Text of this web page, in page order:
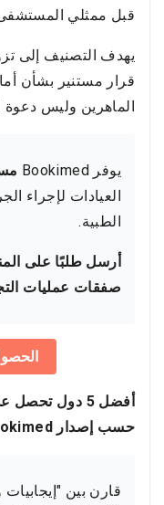
قبل ممثلي
يهدف التصنيف إلى
قرار مستنير بشأن
الماهرين وليس دعوة
يوفر Bookimed
العيادات لإجراء
الطبية.
أرسل طلبًا على
صفقات عمليات
أفضل 5 دول
حسب إصدار Bookimed:
قارن بين